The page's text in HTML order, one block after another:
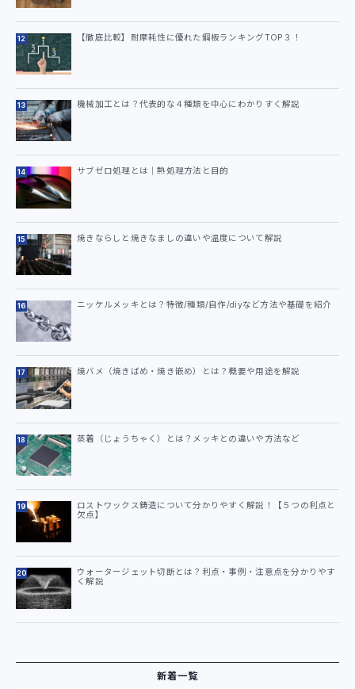
【徹底比較】耐摩耗性に優れた鋼板ランキングTOP３！
機械加工とは？代表的な４種類を中心にわかりすく解説
サブゼロ処理とは｜熱処理方法と目的
焼きならしと焼きなましの違いや温度について解説
ニッケルメッキとは？特徴/種類/自作/diyなど方法や基礎を紹介
焼バメ（焼きばめ・焼き嵌め）とは？概要や用途を解説
蒸着（じょうちゃく）とは？メッキとの違いや方法など
ロストワックス鋳造について分かりやすく解説！【５つの利点と
欠点】
ウォータージェット切断とは？利点・事例・注意点を分かりやす
く解説
新着一覧